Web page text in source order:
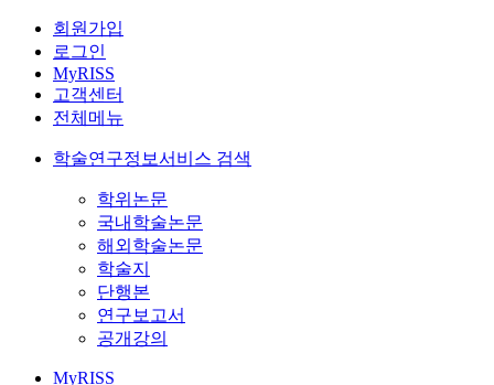
회원가입
로그인
MyRISS
고객센터
전체메뉴
학술연구정보서비스 검색
학위논문
국내학술논문
해외학술논문
학술지
단행본
연구보고서
공개강의
MyRISS